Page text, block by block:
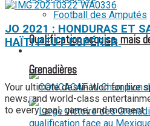
Football des Amputés
Qualification acquise, mais
Grenadières
JO 2021 : HONDURAS ET
HAÏTI PEUT ESPÉRER
Your ultimate destination for live
news, and world-class
to every goal, game, and moment.